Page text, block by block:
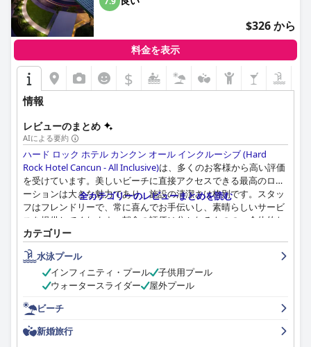
$326 から
料金を表示
$
情報
レビューのまとめ
AIによる要約
ハード ロック ホテル カンクン オール インクルーシブ (Hard
Rock Hotel Cancun - All Inclusive)は、多くのお客様から高い評価
を受けています。美しいビーチに直接アクセスできる最高のロケ
ーションは大きな魅力であり、施設の清潔さは格別です。スタッ
フはフレンドリーで、常に喜んでお手伝いし、素晴らしいサービ
スを提供してくれます。朝食の評価は分かれるものの、全体的な
食事の経験は良好で、食事の選択肢も豊富です。快適なベッドと
広々とした客室は滞在のリフレッシュできる点ですが、いくつか
の軽微なメンテナンスの問題もあります。プールエリアは素晴ら
しいですが、サンラウンジャーは限られている場合があります。
ビーチフロントは素晴らしく、手入れが行き届いています。ナイ
トライフのオプションも充実しており、毎晩のショーが目玉とな
っています。お客様は、様々な種類の食べ物や飲み物が用意され
ているオールインクルーシブの体験に感銘を受けています。全体
として、ハード ロック ホテル カンクン オール インクルーシブ
全カテゴリーのレビューまとめを読む
カテゴリー
水泳プール
インフィニティ・プール
子供用プール
ウォータースライダー
屋外プール
ビーチ
新婚旅行